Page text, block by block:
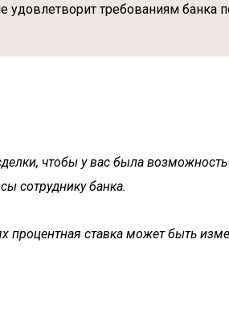
требованиям банка
чтобы у вас была
сотруднику банка.
процентная ставка может быть